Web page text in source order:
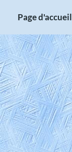
Page d'accueil